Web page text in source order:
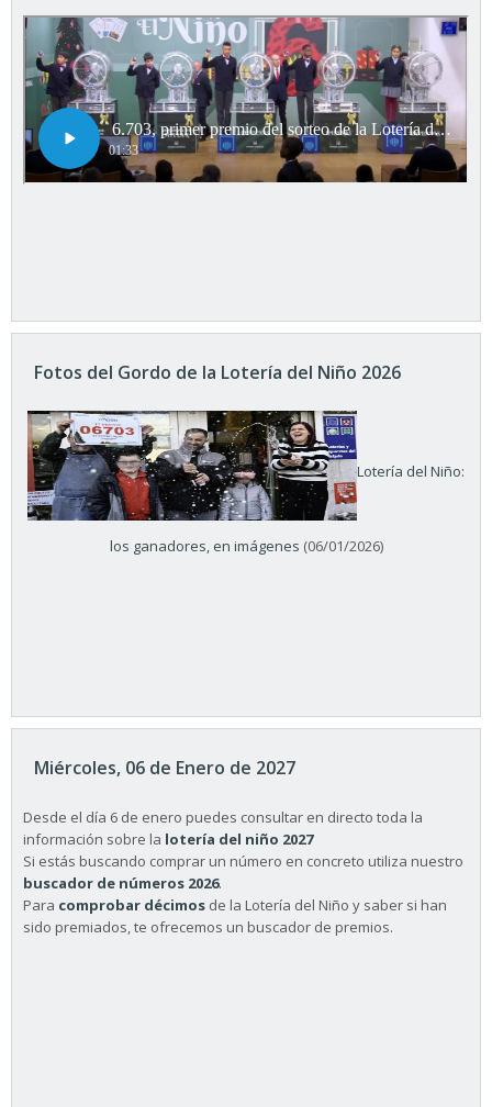
Fotos del Gordo de la Lotería del Niño 2026
Lotería del Niño:
los ganadores, en imágenes (06/01/2026)
Miércoles, 06 de Enero de 2027
Desde el día 6 de enero puedes consultar en directo toda la
información sobre la lotería del niño 2027
Si estás buscando comprar un número en concreto utiliza nuestro
buscador de números 2026.
Para comprobar décimos de la Lotería del Niño y saber si han
sido premiados, te ofrecemos un buscador de premios.